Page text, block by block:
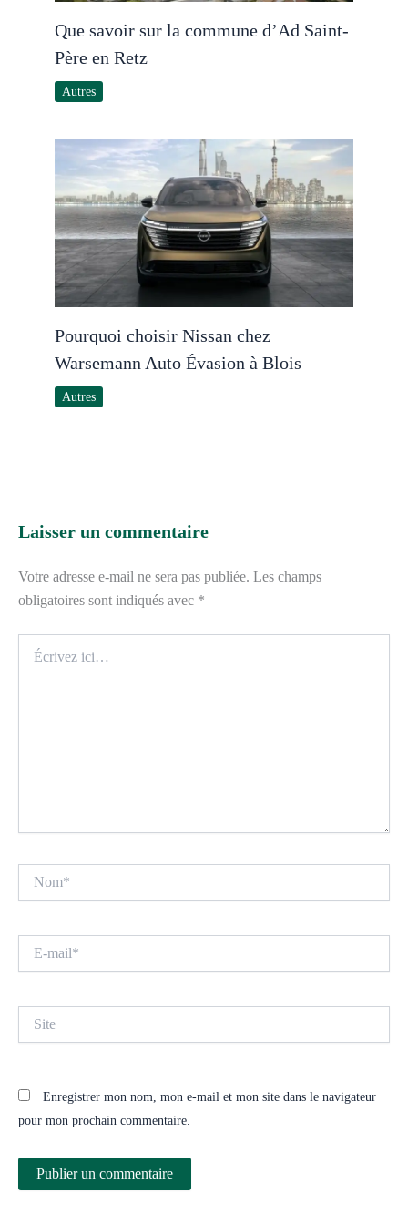
Que savoir sur la commune d’Ad Saint-
Père en Retz
Autres
Pourquoi choisir Nissan chez
Warsemann Auto Évasion à Blois
Autres
Laisser un commentaire
Votre adresse e-mail ne sera pas publiée. Les champs
obligatoires sont indiqués avec *
ici…
mail*
Enregistrer mon nom, mon e-mail et mon site dans le navigateur
pour mon prochain commentaire.